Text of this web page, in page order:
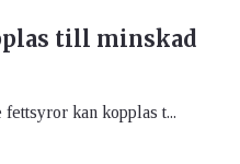
till minskad
kan kopplas t...